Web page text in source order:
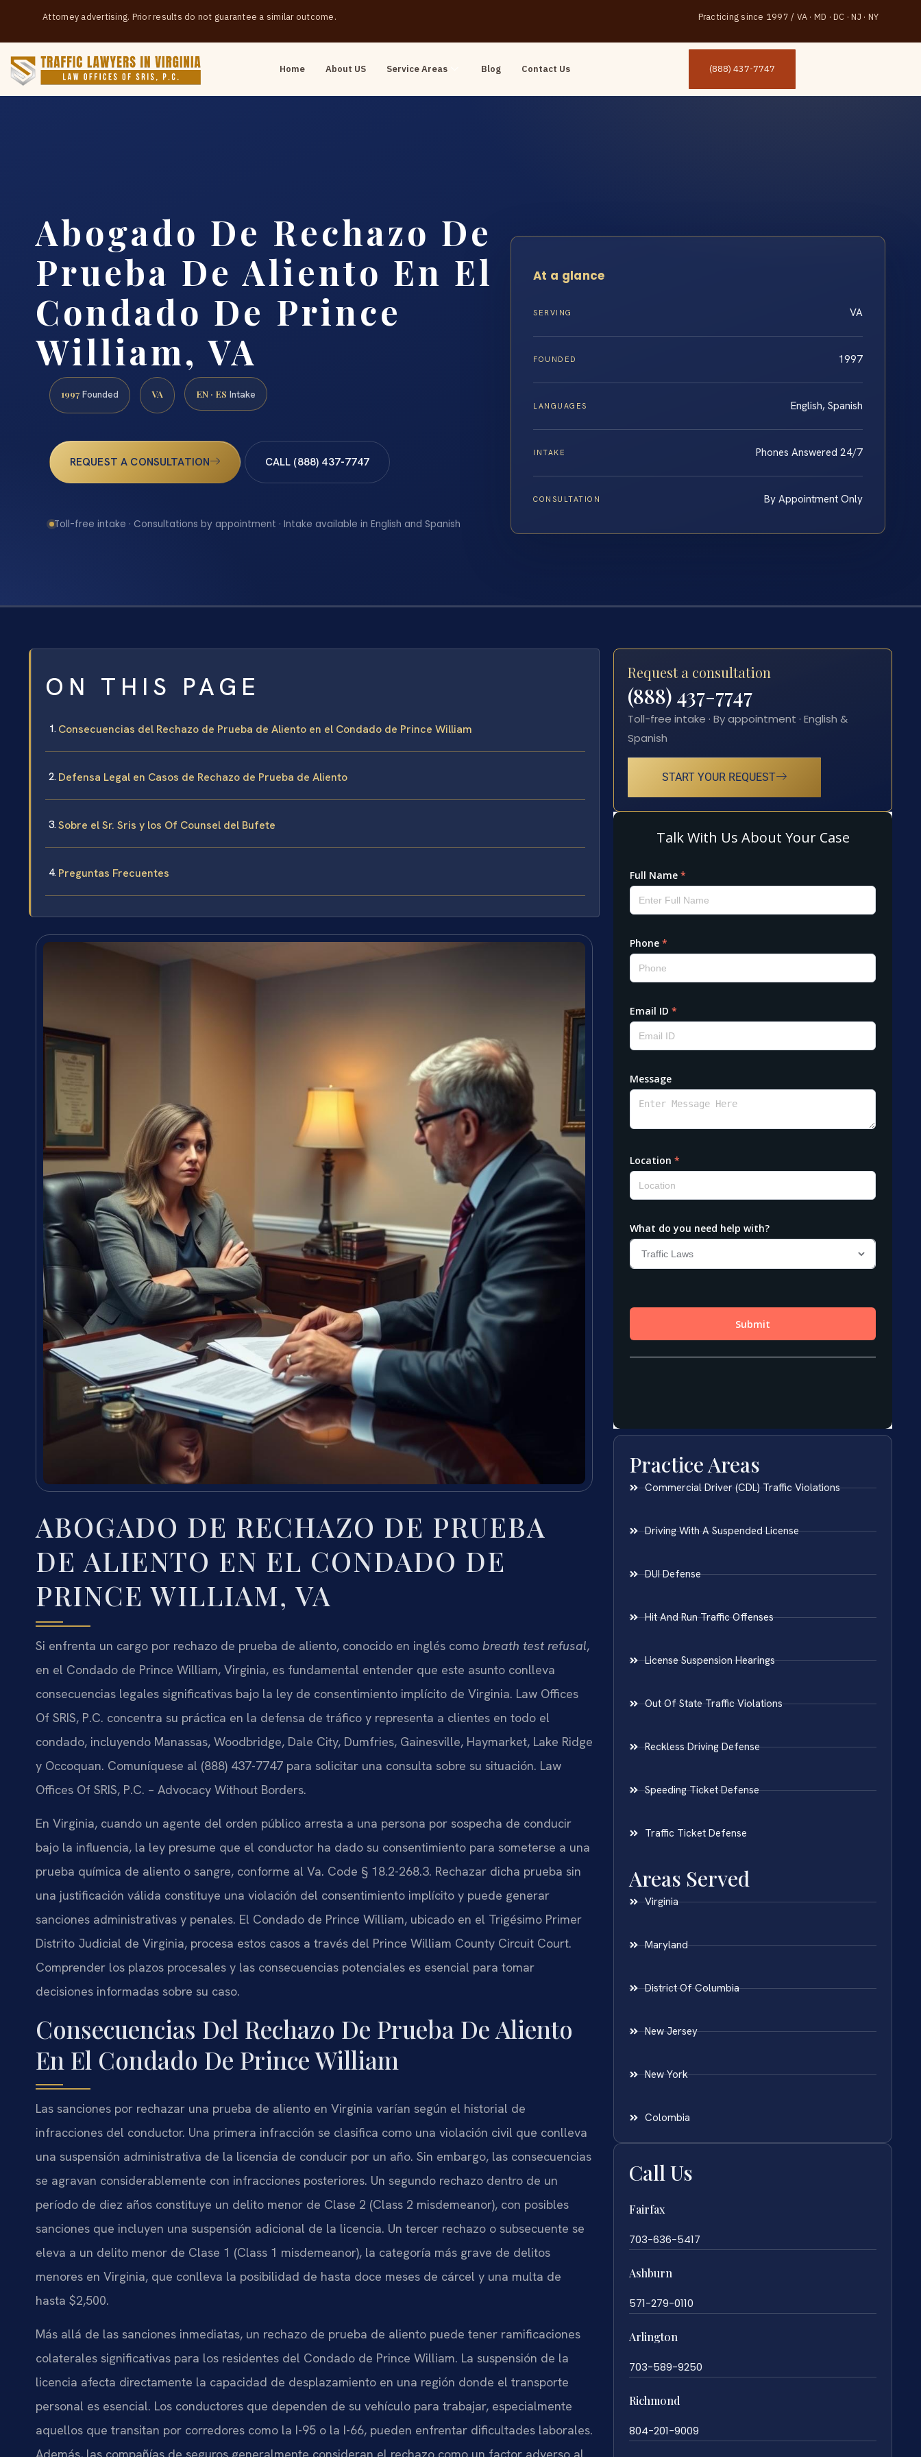
Attorney advertising. Prior results do not guarantee a similar outcome. Practicing since 1997 / VA · MD · DC · NJ · NY
Home About US Service Areas Blog Contact Us (888) 437-7747
Abogado De Rechazo De
Prueba De Aliento En El
Condado De Prince
William, VA
1997 Founded VA EN · ES Intake
REQUEST A CONSULTATION CALL (888) 437-7747
Toll-free intake · Consultations by appointment · Intake available in English and Spanish
At a glance
SERVING VA
FOUNDED 1997
LANGUAGES English, Spanish
INTAKE Phones Answered 24/7
CONSULTATION By Appointment Only
ON THIS PAGE
Consecuencias del Rechazo de Prueba de Aliento en el Condado de Prince William
Defensa Legal en Casos de Rechazo de Prueba de Aliento
Sobre el Sr. Sris y los Of Counsel del Bufete
Preguntas Frecuentes
ABOGADO DE RECHAZO DE PRUEBA
DE ALIENTO EN EL CONDADO DE
PRINCE WILLIAM, VA
Si enfrenta un cargo por rechazo de prueba de aliento, conocido en inglés como breath test refusal,
en el Condado de Prince William, Virginia, es fundamental entender que este asunto conlleva
consecuencias legales significativas bajo la ley de consentimiento implícito de Virginia. Law Offices
Of SRIS, P.C. concentra su práctica en la defensa de tráfico y representa a clientes en todo el
condado, incluyendo Manassas, Woodbridge, Dale City, Dumfries, Gainesville, Haymarket, Lake Ridge
y Occoquan. Comuníquese al (888) 437-7747 para solicitar una consulta sobre su situación. Law
Offices Of SRIS, P.C. – Advocacy Without Borders.
En Virginia, cuando un agente del orden público arresta a una persona por sospecha de conducir
bajo la influencia, la ley presume que el conductor ha dado su consentimiento para someterse a una
prueba química de aliento o sangre, conforme al Va. Code § 18.2-268.3. Rechazar dicha prueba sin
una justificación válida constituye una violación del consentimiento implícito y puede generar
sanciones administrativas y penales. El Condado de Prince William, ubicado en el Trigésimo Primer
Distrito Judicial de Virginia, procesa estos casos a través del Prince William County Circuit Court.
Comprender los plazos procesales y las consecuencias potenciales es esencial para tomar
decisiones informadas sobre su caso.
Consecuencias Del Rechazo De Prueba De Aliento
En El Condado De Prince William
Las sanciones por rechazar una prueba de aliento en Virginia varían según el historial de
infracciones del conductor. Una primera infracción se clasifica como una violación civil que conlleva
una suspensión administrativa de la licencia de conducir por un año. Sin embargo, las consecuencias
se agravan considerablemente con infracciones posteriores. Un segundo rechazo dentro de un
período de diez años constituye un delito menor de Clase 2 (Class 2 misdemeanor), con posibles
sanciones que incluyen una suspensión adicional de la licencia. Un tercer rechazo o subsecuente se
eleva a un delito menor de Clase 1 (Class 1 misdemeanor), la categoría más grave de delitos
menores en Virginia, que conlleva la posibilidad de hasta doce meses de cárcel y una multa de
hasta $2,500.
Más allá de las sanciones inmediatas, un rechazo de prueba de aliento puede tener ramificaciones
colaterales significativas para los residentes del Condado de Prince William. La suspensión de la
licencia afecta directamente la capacidad de desplazamiento en una región donde el transporte
personal es esencial. Los conductores que dependen de su vehículo para trabajar, especialmente
aquellos que transitan por corredores como la I-95 o la I-66, pueden enfrentar dificultades laborales.
Request a consultation
(888) 437-7747
Toll-free intake · By appointment · English &
Spanish
START YOUR REQUEST
Practice Areas
Commercial Driver (CDL) Traffic Violations
Driving With A Suspended License
DUI Defense
Hit And Run Traffic Offenses
License Suspension Hearings
Out Of State Traffic Violations
Reckless Driving Defense
Speeding Ticket Defense
Traffic Ticket Defense
Areas Served
Virginia
Maryland
District Of Columbia
New Jersey
New York
Colombia
Call Us
Fairfax
703-636-5417
Ashburn
571-279-0110
Arlington
703-589-9250
Richmond
804-201-9009